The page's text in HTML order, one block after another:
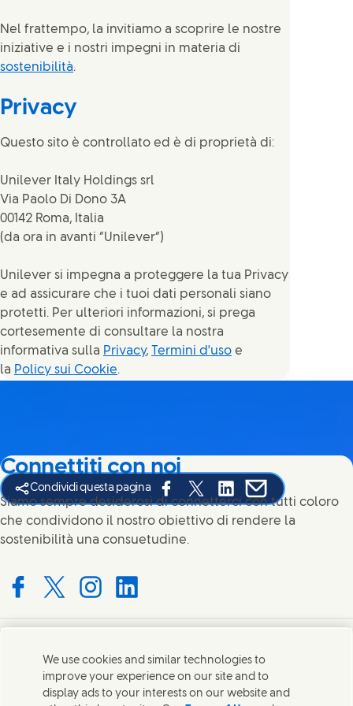
Nel frattempo, la invitiamo a scoprire le nostre
iniziative e i nostri impegni in materia di
sostenibilità.
Privacy
Questo sito è controllato ed è di proprietà di:
Unilever Italy Holdings srl
Via Paolo Di Dono 3A
00142 Roma, Italia
(da ora in avanti “Unilever”)
Unilever si impegna a proteggere la tua Privacy
e ad assicurare che i tuoi dati personali siano
protetti. Per ulteriori informazioni, si prega
cortesemente di consultare la nostra
informativa sulla Privacy, Termini d'uso e
la Policy sui Cookie.
Condividi questa pagina
Share this page on Facebook
Share this page on X
Share this page on
Share this page
Connettiti con noi
Siamo sempre desiderosi di connetterci con tutti coloro
che condividono il nostro obiettivo di rendere la
sostenibilità una consuetudine.
with us on Facebook
Connect with us on X
Connect with us on Instagram
Connect with us on LinkedIn
Contatti
Mettiti in contatto con Unilever in tutto il mondo.
We use cookies and similar technologies to
improve your experience on our site and to
display ads to your interests on our website and